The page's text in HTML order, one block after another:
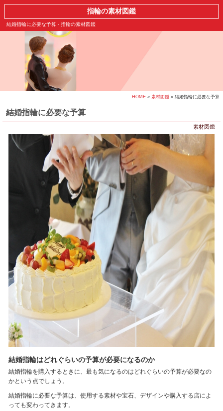
指輪の素材図鑑
結婚指輪に必要な予算 - 指輪の素材図鑑
HOME » 素材図鑑 » 結婚指輪に必要な予算
結婚指輪に必要な予算
素材図鑑
結婚指輪はどれぐらいの予算が必要になるのか
結婚指輪を購入するときに、最も気になるのはどれぐらいの予算が必要なの
かという点でしょう。
結婚指輪に必要な予算は、使用する素材や宝石、デザインや購入する店によ
っても変わってきます。